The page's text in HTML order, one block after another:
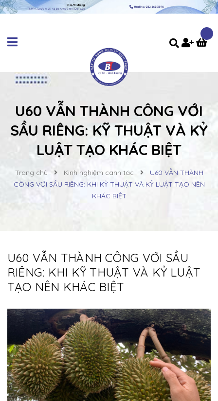
U60 VẪN THÀNH CÔNG VỚI
SẦU RIÊNG: KỸ THUẬT VÀ KỶ
LUẬT TẠO KHÁC BIỆT
Trang chủ Kinh nghiệm canh tác
U60 VẪN THÀNH
CÔNG VỚI SẦU RIÊNG: KHI KỸ THUẬT VÀ KỶ LUẬT TẠO NÊN
KHÁC BIỆT
U60 VẪN THÀNH CÔNG VỚI SẦU
RIÊNG: KHI KỸ THUẬT VÀ KỶ LUẬT
TẠO NÊN KHÁC BIỆT